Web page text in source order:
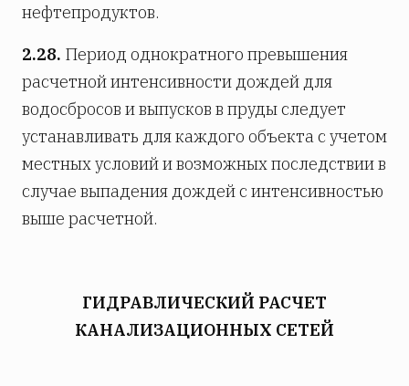
нефтепродуктов.
2.28. Период однократного превышения
расчетной интенсивности дождей для
водосбросов и выпусков в пруды следует
устанавливать для каждого объекта с учетом
местных условий и возможных последствии в
случае выпадения дождей с интенсивностью
выше расчетной.
ГИДРАВЛИЧЕСКИЙ РАСЧЕТ
КАНАЛИЗАЦИОННЫХ СЕТЕЙ